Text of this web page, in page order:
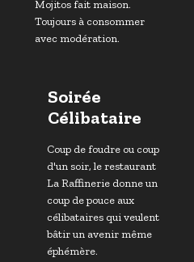
Soirée
Célibataire
Coup de foudre ou coup
d'un soir, le restaurant
La Raffinerie donne un
coup de pouce aux
célibataires qui veulent
bâtir un avenir même
éphémère.
Mojitos fait maison.
Toujours à consommer
avec modération.